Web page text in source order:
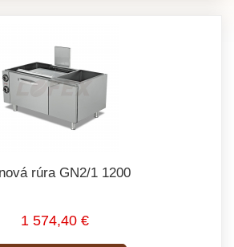
rúra GN2/1 1200
1 574,40 €